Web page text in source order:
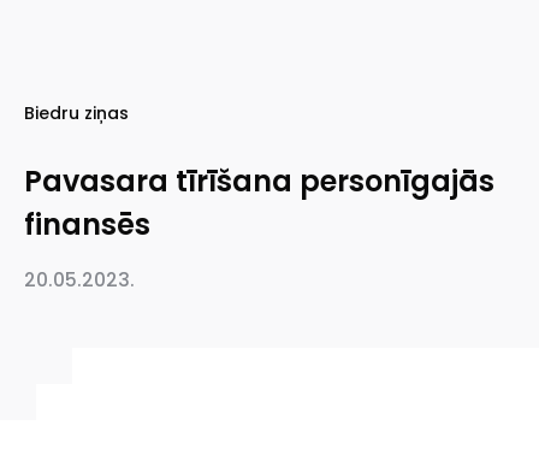
Biedru ziņas
Pavasara tīrīšana personīgajās
finansēs
20.05.2023.